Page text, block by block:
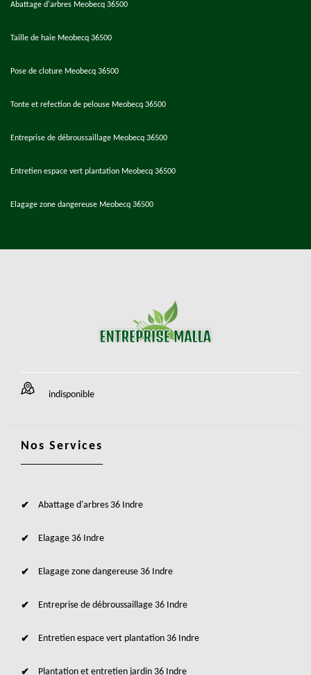
Abattage d'arbres Meobecq 36500
Taille de haie Meobecq 36500
Pose de cloture Meobecq 36500
Tonte et refection de pelouse Meobecq 36500
Entreprise de débroussaillage Meobecq 36500
Entretien espace vert plantation Meobecq 36500
Elagage zone dangereuse Meobecq 36500
indisponible
Nos Services
Abattage d'arbres 36 Indre
Elagage 36 Indre
Elagage zone dangereuse 36 Indre
Entreprise de débroussaillage 36 Indre
Entretien espace vert plantation 36 Indre
Plantation et entretien jardin 36 Indre